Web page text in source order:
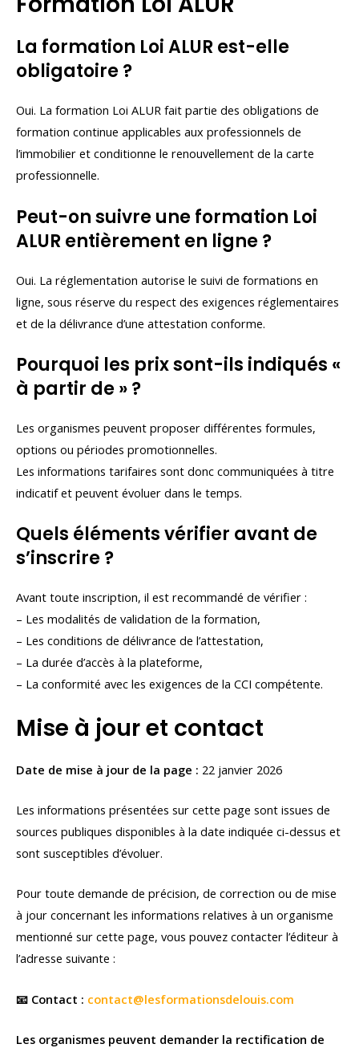
La formation Loi ALUR est-elle
obligatoire ?
Oui. La formation Loi ALUR fait partie des obligations de
formation continue applicables aux professionnels de
l’immobilier et conditionne le renouvellement de la carte
professionnelle.
Peut-on suivre une formation Loi
ALUR entièrement en ligne ?
Oui. La réglementation autorise le suivi de formations en
ligne, sous réserve du respect des exigences réglementaires
et de la délivrance d’une attestation conforme.
Pourquoi les prix sont-ils indiqués «
à partir de » ?
Les organismes peuvent proposer différentes formules,
options ou périodes promotionnelles.
Les informations tarifaires sont donc communiquées à titre
indicatif et peuvent évoluer dans le temps.
Quels éléments vérifier avant de
s’inscrire ?
Avant toute inscription, il est recommandé de vérifier :
– Les modalités de validation de la formation,
– Les conditions de délivrance de l’attestation,
– La durée d’accès à la plateforme,
– La conformité avec les exigences de la CCI compétente.
Mise à jour et contact
Date de mise à jour de la page : 22 janvier 2026
Les informations présentées sur cette page sont issues de
sources publiques disponibles à la date indiquée ci-dessus et
sont susceptibles d’évoluer.
Pour toute demande de précision, de correction ou de mise
à jour concernant les informations relatives à un organisme
mentionné sur cette page, vous pouvez contacter l’éditeur à
l’adresse suivante :
📧 Contact : contact@lesformationsdelouis.com
Les organismes peuvent demander la rectification de